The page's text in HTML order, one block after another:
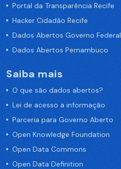
Portal da Transparência Recife
Hacker Cidadão Recife
Dados Abertos Governo Federal
Dados Abertos Pernambuco
Saiba mais
O que são dados abertos?
Lei de acesso a informação
Parceria para Governo Aberto
Open Knowledge Foundation
Open Data Commons
Open Data Definition